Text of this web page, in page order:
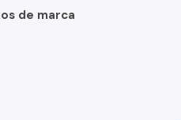
de marca